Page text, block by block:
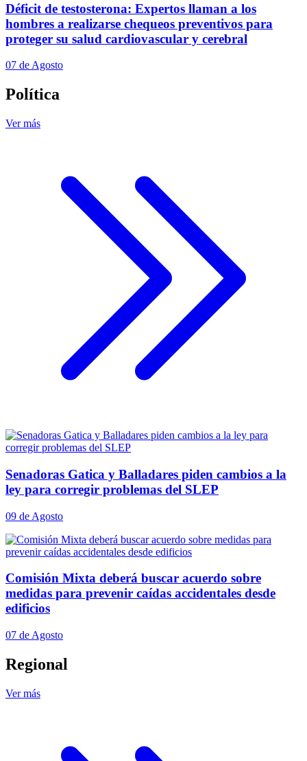
Déficit de testosterona: Expertos llaman a los
hombres a realizarse chequeos preventivos para
proteger su salud cardiovascular y cerebral
07 de Agosto
Política
Ver más
Senadoras Gatica y Balladares piden cambios a la
ley para corregir problemas del SLEP
09 de Agosto
Comisión Mixta deberá buscar acuerdo sobre
medidas para prevenir caídas accidentales desde
edificios
07 de Agosto
Regional
Ver más